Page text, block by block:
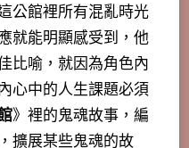
公館裡所有混亂時光
就能明顯感受到，他
比喻，就因為角色內
心中的人生課題必須
》裡的鬼魂故事，編
擴展某些鬼魂的故